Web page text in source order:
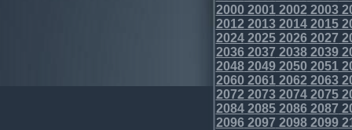
200020012002 2003
2012 201320142015
2024202520262027
20362037 20382039
2048204920502051
206020612062 2063
2072 207320742075
2084208520862087
20962097 20982099